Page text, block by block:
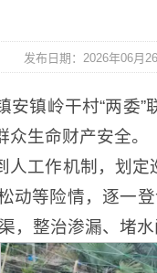
发布日期：2026年06月
镇岭干村“两委
生命财产安全。
人工作机制，划
等险情，逐一
，整治渗漏、堵